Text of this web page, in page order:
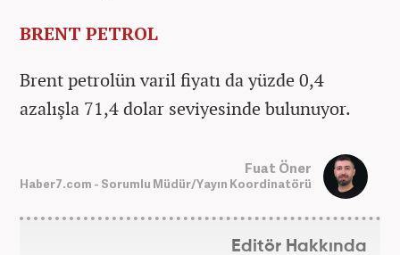
BRENT PETROL
Brent petrolün varil fiyatı da yüzde 0,4
azalışla 71,4 dolar seviyesinde bulunuyor.
Fuat Öner
Haber7.com - Sorumlu Müdür/Yayın Koordinatörü
Editör Hakkında